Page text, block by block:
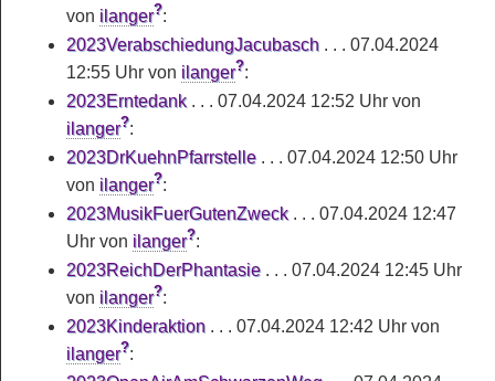
von ilanger?:
2023VerabschiedungJacubasch . . . 07.04.2024
12:55 Uhr von ilanger?:
2023Erntedank. . . 07.04.2024 12:52 Uhr von
ilanger?:
2023DrKuehnPfarrstelle . . . 07.04.2024 12:50 Uhr
von ilanger?:
2023MusikFuerGutenZweck. . . 07.04.2024 12:47
Uhr von ilanger?:
2023ReichDerPhantasie . . . 07.04.2024 12:45 Uhr
von ilanger?:
2023Kinderaktion . . . 07.04.2024 12:42 Uhr von
ilanger?: